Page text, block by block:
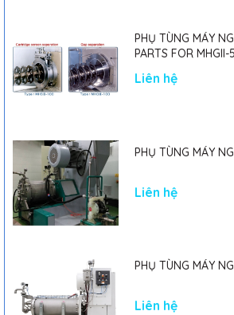
PHỤ TÙNG MÁY
PARTS FOR MHGII-50 MIGHTY
Liên hệ
PHỤ TÙNG MÁY
Liên hệ
PHỤ TÙNG MÁY
Liên hệ